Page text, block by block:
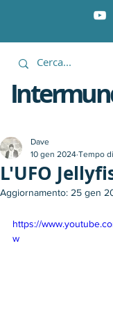
L'UFO
Dave
10 gen 2024 Tempo
Aggiornamento: 25 gen
https://
w